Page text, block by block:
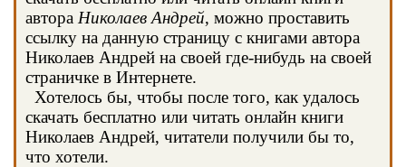
автора Николаев Андрей, можно проставить
ссылку на данную страницу с книгами автора
Николаев Андрей на своей где-нибудь на своей
страничке в Интернете.
Хотелось бы, чтобы после того, как удалось
скачать бесплатно или читать онлайн книги
Николаев Андрей, читатели получили бы то,
что хотели.